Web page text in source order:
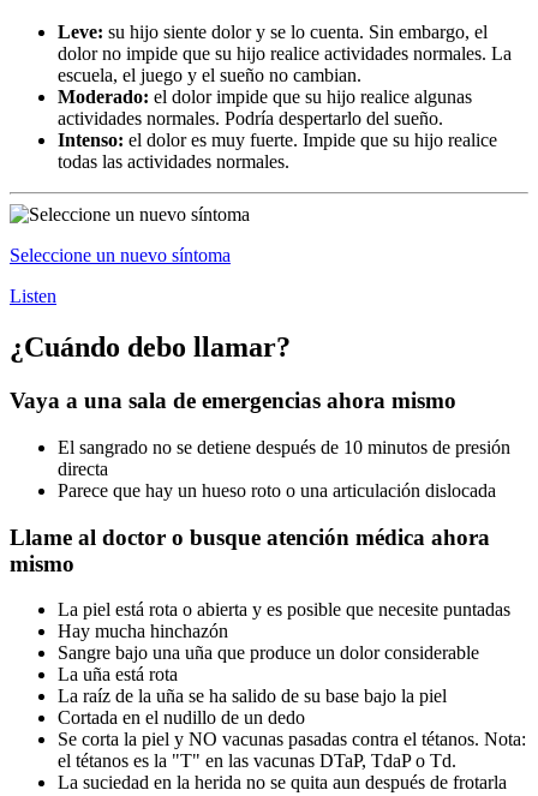
Leve: su hijo siente dolor y se lo cuenta. Sin embargo, el
dolor no impide que su hijo realice actividades normales. La
escuela, el juego y el sueño no cambian.
Moderado: el dolor impide que su hijo realice algunas
actividades normales. Podría despertarlo del sueño.
Intenso: el dolor es muy fuerte. Impide que su hijo realice
todas las actividades normales.
Seleccione un nuevo síntoma
Listen
¿Cuándo debo llamar?
Vaya a una sala de emergencias ahora mismo
El sangrado no se detiene después de 10 minutos de presión
directa
Parece que hay un hueso roto o una articulación dislocada
Llame al doctor o busque atención médica ahora
mismo
La piel está rota o abierta y es posible que necesite puntadas
Hay mucha hinchazón
Sangre bajo una uña que produce un dolor considerable
La uña está rota
La raíz de la uña se ha salido de su base bajo la piel
Cortada en el nudillo de un dedo
Se corta la piel y NO vacunas pasadas contra el tétanos. Nota:
el tétanos es la "T" en las vacunas DTaP, TdaP o Td.
La suciedad en la herida no se quita aun después de frotarla